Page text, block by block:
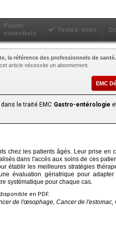
Points
essentiels
Testez-vous
la référence des professionnels de santé.
article nécessite un abonnement.
EMC
le traité EMC Gastro-entérologie
chez les patients âgés. Leur prise en
dans l'accès aux soins de ces
établir les meilleures stratégies
évaluation gériatrique pour
systématique pour chaque cas.
en PDF.
de l'œsophage, Cancer de